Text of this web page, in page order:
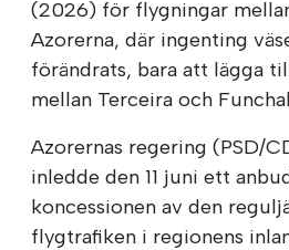
(2026) för flygningar
Azorerna, där ingenting
förändrats, bara att lägga
mellan Terceira och
Azorernas regering (PSD/
inledde den 11 juni ett
koncessionen av den
flygtrafiken i regionens